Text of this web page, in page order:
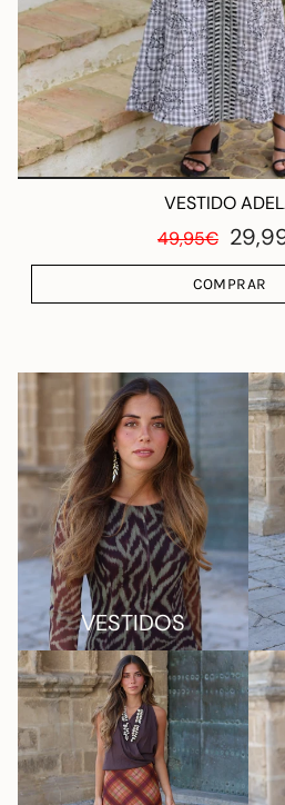
VESTIDO
49,95€
COMPRAR
VESTIDOS